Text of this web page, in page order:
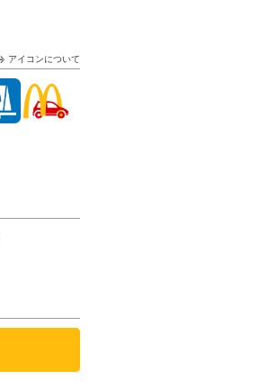
アイコンについて